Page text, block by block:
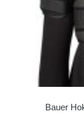
Bauer